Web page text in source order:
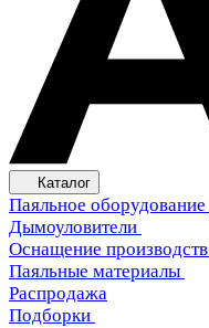
Каталог
Паяльное оборудование
Дымоуловители
Оснащение производств
Паяльные материалы
Распродажа
Подборки